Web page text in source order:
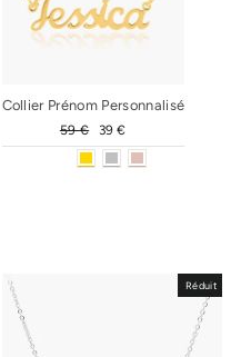
Collier Prénom Personnalisé
Prix
régulier
59 €
Prix
réduit
39 €
Réduit